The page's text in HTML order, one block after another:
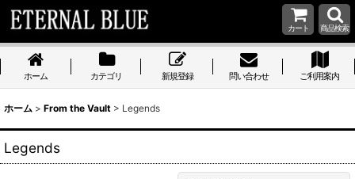
カート 商品検索
ホーム カテゴリ 新規登録 問い合わせ ご利用案内
ホーム > From the Vault > Legends
Legends